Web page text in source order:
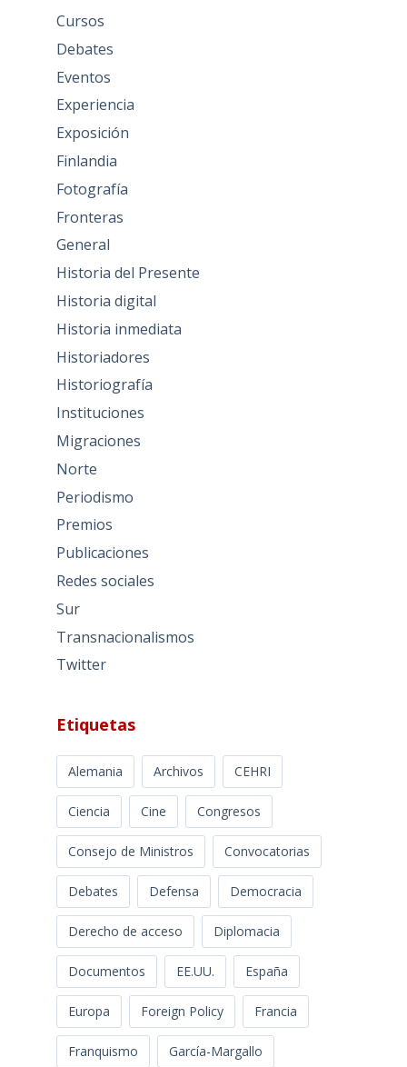
Cursos
Debates
Eventos
Experiencia
Exposición
Finlandia
Fotografía
Fronteras
General
Historia del Presente
Historia digital
Historia inmediata
Historiadores
Historiografía
Instituciones
Migraciones
Norte
Periodismo
Premios
Publicaciones
Redes sociales
Sur
Transnacionalismos
Twitter
Etiquetas
Alemania Archivos CEHRI
Ciencia Cine Congresos
Consejo de Ministros Convocatorias
Debates Defensa Democracia
Derecho de acceso Diplomacia
Documentos EE.UU. España
Europa Foreign Policy Francia
Franquismo García-Margallo